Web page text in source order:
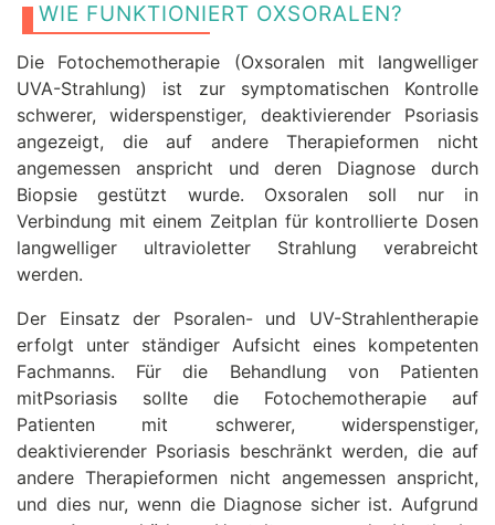
WIE FUNKTIONIERT OXSORALEN?
Die Fotochemotherapie (Oxsoralen mit langwelliger
UVA-Strahlung) ist zur symptomatischen Kontrolle
schwerer, widerspenstiger, deaktivierender Psoriasis
angezeigt, die auf andere Therapieformen nicht
angemessen anspricht und deren Diagnose durch
Biopsie gestützt wurde. Oxsoralen soll nur in
Verbindung mit einem Zeitplan für kontrollierte Dosen
langwelliger ultravioletter Strahlung verabreicht
werden.
Der Einsatz der Psoralen- und UV-Strahlentherapie
erfolgt unter ständiger Aufsicht eines kompetenten
Fachmanns. Für die Behandlung von Patienten
mitPsoriasis sollte die Fotochemotherapie auf
Patienten mit schwerer, widerspenstiger,
deaktivierender Psoriasis beschränkt werden, die auf
andere Therapieformen nicht angemessen anspricht,
und dies nur, wenn die Diagnose sicher ist. Aufgrund